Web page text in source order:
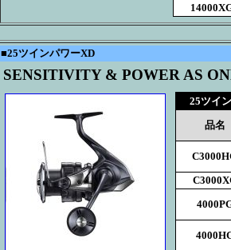
■25ツインパワーXD
SENSITIVITY & POWER AS
25ツイ
品名